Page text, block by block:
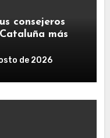
consejeros
más
de 2026